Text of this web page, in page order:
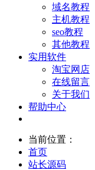
域名教程
主机教程
seo教程
其他教程
实用软件
淘宝网店
在线留言
关于我们
帮助中心
当前位置：
首页
站长源码